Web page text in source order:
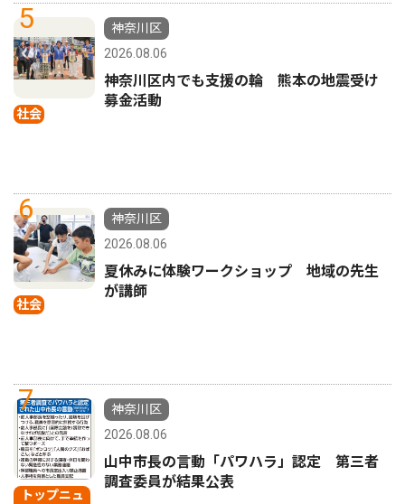
5
社会
神奈川区
2026.08.06
神奈川区内でも支援の輪 熊本の地震受け
募金活動
6
社会
神奈川区
2026.08.06
夏休みに体験ワークショップ 地域の先生
が講師
7
トップニュ
神奈川区
2026.08.06
山中市長の言動「パワハラ」認定 第三者
調査委員が結果公表